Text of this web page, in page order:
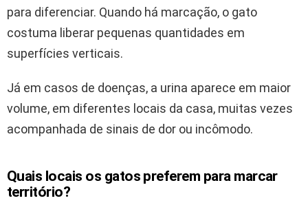
para diferenciar. Quando há marcação, o gato
costuma liberar pequenas quantidades em
superfícies verticais.
Já em casos de doenças, a urina aparece em maior
volume, em diferentes locais da casa, muitas vezes
acompanhada de sinais de dor ou incômodo.
Quais locais os gatos preferem para marcar
território?